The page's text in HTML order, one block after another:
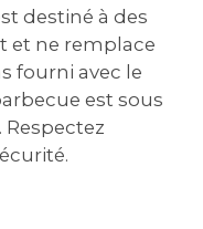
destiné à des
et ne remplace
fourni avec le
est sous